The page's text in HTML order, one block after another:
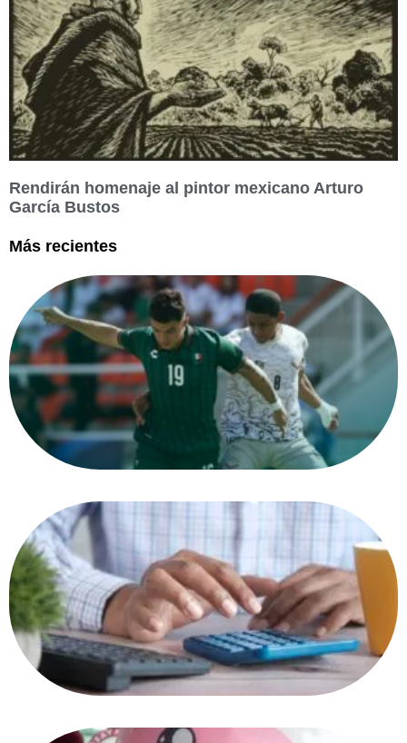
Rendirán homenaje al pintor mexicano Arturo
García Bustos
Más recientes